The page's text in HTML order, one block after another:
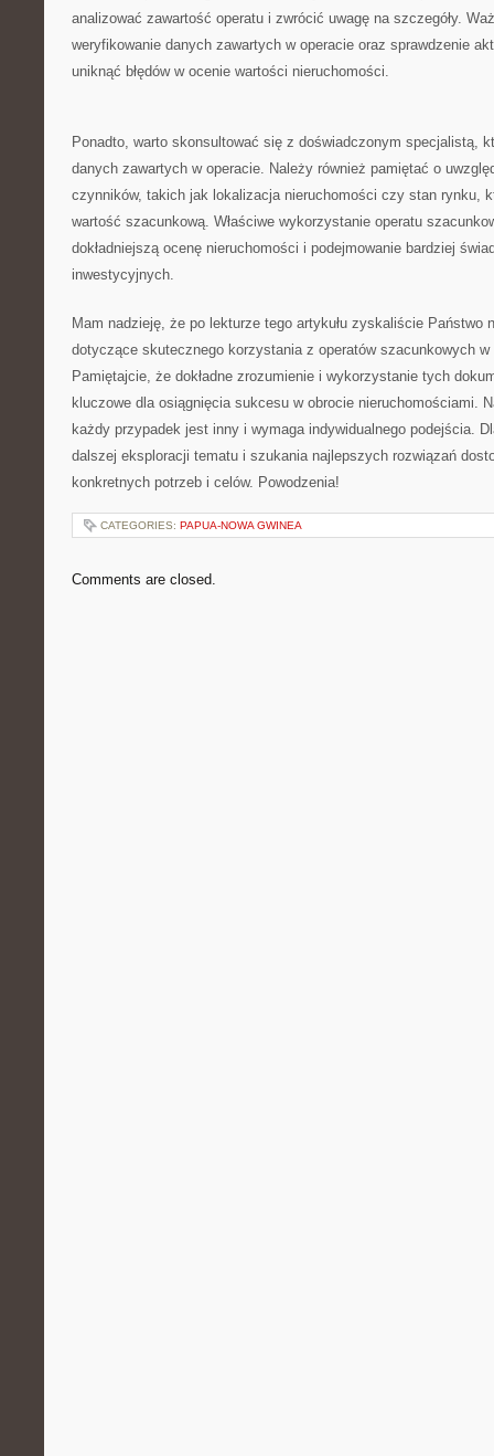
analizować zawartość ​operatu i zwrócić uwagę na szczegóły.
weryfikowanie ‍danych⁤ zawartych w operacie ⁣oraz sprawdzenie​
uniknąć błędów⁢ w ocenie wartości⁤ nieruchomości.
Ponadto, warto skonsultować się z⁤ doświadczonym specjalistą,
danych zawartych w operacie. Należy również‌ pamiętać⁢ o
czynników, takich‍ jak ​lokalizacja ⁣nieruchomości czy stan rynku,
wartość szacunkową. Właściwe wykorzystanie operatu
dokładniejszą ⁣ocenę nieruchomości i podejmowanie bardziej
inwestycyjnych.
Mam nadzieję, że po lekturze tego artykułu zyskaliście Państwo
dotyczące skutecznego korzystania z operatów szacunkowych
Pamiętajcie, że ⁤dokładne zrozumienie‌ i‌ wykorzystanie tych
kluczowe ​dla‍ osiągnięcia ⁢sukcesu w⁣ obrocie nieruchomościami.
każdy przypadek⁤ jest inny i wymaga indywidualnego podejścia.
dalszej ⁢eksploracji​ tematu ‍i szukania najlepszych ⁤rozwiązań
konkretnych potrzeb i⁢ celów. Powodzenia!
CATEGORIES: PAPUA-NOWA GWINEA
Comments are closed.